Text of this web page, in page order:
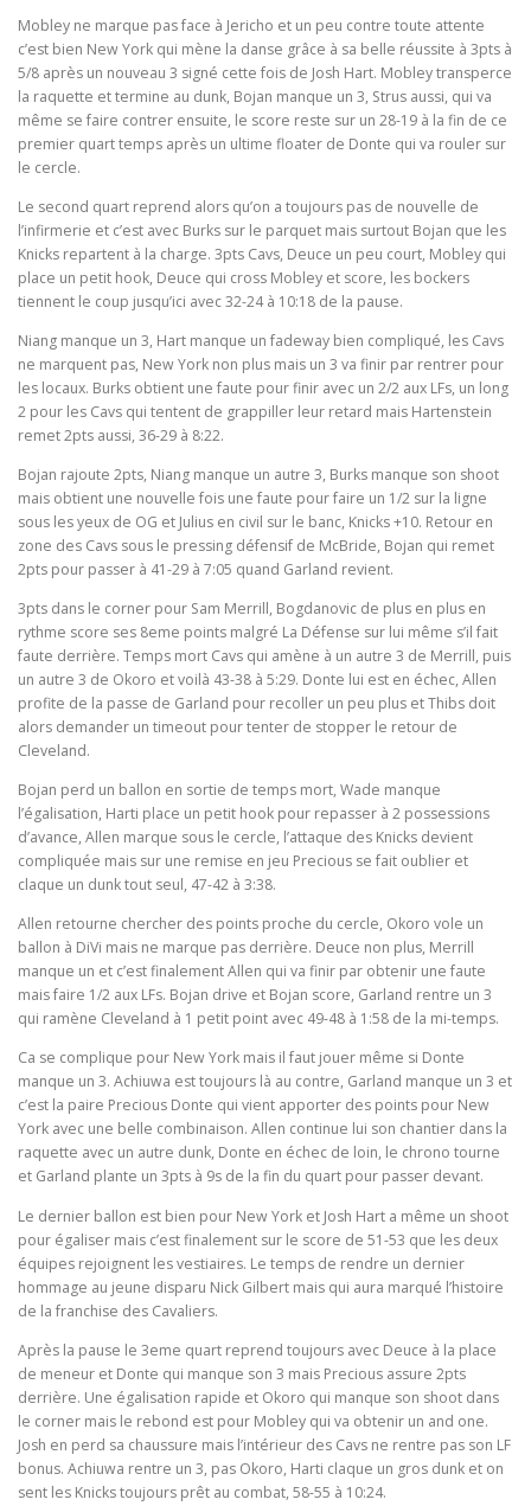
Mobley ne marque pas face à Jericho et un peu contre toute attente
c’est bien New York qui mène la danse grâce à sa belle réussite à 3pts à
5/8 après un nouveau 3 signé cette fois de Josh Hart. Mobley transperce
la raquette et termine au dunk, Bojan manque un 3, Strus aussi, qui va
même se faire contrer ensuite, le score reste sur un 28-19 à la fin de ce
premier quart temps après un ultime floater de Donte qui va rouler sur
le cercle.
Le second quart reprend alors qu’on a toujours pas de nouvelle de
l’infirmerie et c’est avec Burks sur le parquet mais surtout Bojan que les
Knicks repartent à la charge. 3pts Cavs, Deuce un peu court, Mobley qui
place un petit hook, Deuce qui cross Mobley et score, les bockers
tiennent le coup jusqu’ici avec 32-24 à 10:18 de la pause.
Niang manque un 3, Hart manque un fadeway bien compliqué, les Cavs
ne marquent pas, New York non plus mais un 3 va finir par rentrer pour
les locaux. Burks obtient une faute pour finir avec un 2/2 aux LFs, un long
2 pour les Cavs qui tentent de grappiller leur retard mais Hartenstein
remet 2pts aussi, 36-29 à 8:22.
Bojan rajoute 2pts, Niang manque un autre 3, Burks manque son shoot
mais obtient une nouvelle fois une faute pour faire un 1/2 sur la ligne
sous les yeux de OG et Julius en civil sur le banc, Knicks +10. Retour en
zone des Cavs sous le pressing défensif de McBride, Bojan qui remet
2pts pour passer à 41-29 à 7:05 quand Garland revient.
3pts dans le corner pour Sam Merrill, Bogdanovic de plus en plus en
rythme score ses 8eme points malgré La Défense sur lui même s’il fait
faute derrière. Temps mort Cavs qui amène à un autre 3 de Merrill, puis
un autre 3 de Okoro et voilà 43-38 à 5:29. Donte lui est en échec, Allen
profite de la passe de Garland pour recoller un peu plus et Thibs doit
alors demander un timeout pour tenter de stopper le retour de
Cleveland.
Bojan perd un ballon en sortie de temps mort, Wade manque
l’égalisation, Harti place un petit hook pour repasser à 2 possessions
d’avance, Allen marque sous le cercle, l’attaque des Knicks devient
compliquée mais sur une remise en jeu Precious se fait oublier et
claque un dunk tout seul, 47-42 à 3:38.
Allen retourne chercher des points proche du cercle, Okoro vole un
ballon à DiVi mais ne marque pas derrière. Deuce non plus, Merrill
manque un et c’est finalement Allen qui va finir par obtenir une faute
mais faire 1/2 aux LFs. Bojan drive et Bojan score, Garland rentre un 3
qui ramène Cleveland à 1 petit point avec 49-48 à 1:58 de la mi-temps.
Ca se complique pour New York mais il faut jouer même si Donte
manque un 3. Achiuwa est toujours là au contre, Garland manque un 3 et
c’est la paire Precious Donte qui vient apporter des points pour New
York avec une belle combinaison. Allen continue lui son chantier dans la
raquette avec un autre dunk, Donte en échec de loin, le chrono tourne
et Garland plante un 3pts à 9s de la fin du quart pour passer devant.
Le dernier ballon est bien pour New York et Josh Hart a même un shoot
pour égaliser mais c’est finalement sur le score de 51-53 que les deux
équipes rejoignent les vestiaires. Le temps de rendre un dernier
hommage au jeune disparu Nick Gilbert mais qui aura marqué l’histoire
de la franchise des Cavaliers.
Après la pause le 3eme quart reprend toujours avec Deuce à la place
de meneur et Donte qui manque son 3 mais Precious assure 2pts
derrière. Une égalisation rapide et Okoro qui manque son shoot dans
le corner mais le rebond est pour Mobley qui va obtenir un and one.
Josh en perd sa chaussure mais l’intérieur des Cavs ne rentre pas son LF
bonus. Achiuwa rentre un 3, pas Okoro, Harti claque un gros dunk et on
sent les Knicks toujours prêt au combat, 58-55 à 10:24.